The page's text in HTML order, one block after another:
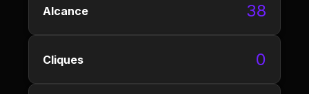
Alcance 38
Cliques 0